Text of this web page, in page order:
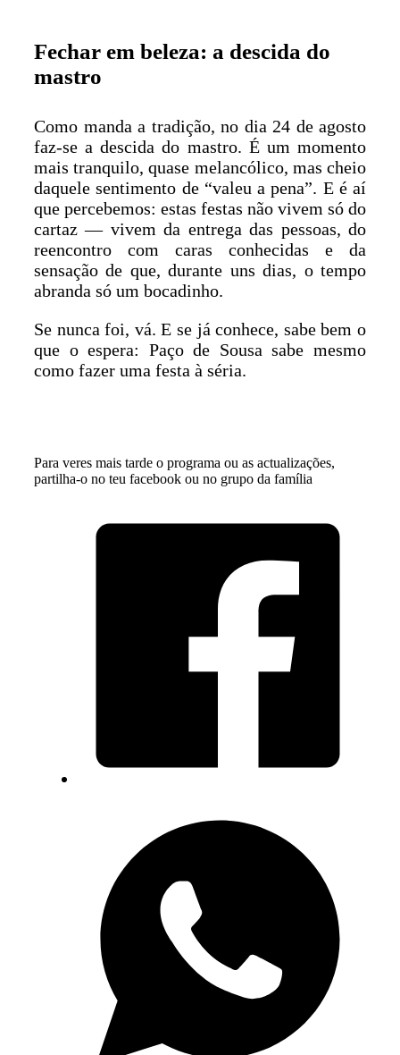
Fechar em beleza: a descida do
mastro
Como manda a tradição, no dia 24 de agosto
faz-se a descida do mastro. É um momento
mais tranquilo, quase melancólico, mas cheio
daquele sentimento de “valeu a pena”. E é aí
que percebemos: estas festas não vivem só do
cartaz — vivem da entrega das pessoas, do
reencontro com caras conhecidas e da
sensação de que, durante uns dias, o tempo
abranda só um bocadinho.
Se nunca foi, vá. E se já conhece, sabe bem o
que o espera: Paço de Sousa sabe mesmo
como fazer uma festa à séria.
Para veres mais tarde o programa ou as actualizações,
partilha-o no teu facebook ou no grupo da família